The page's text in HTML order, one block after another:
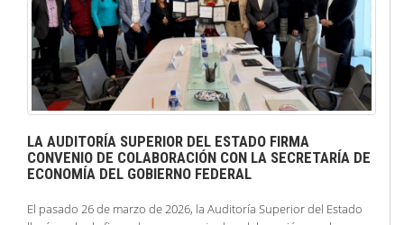
LA AUDITORÍA SUPERIOR DEL ESTADO FIRMA
CONVENIO DE COLABORACIÓN CON LA SECRETARÍA DE
ECONOMÍA DEL GOBIERNO FEDERAL
El pasado 26 de marzo de 2026, la Auditoría Superior del Estado